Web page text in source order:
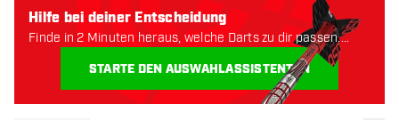
Hilfe bei deiner Entscheidung
Finde in 2 Minuten heraus, welche Darts zu dir passen.
STARTE DEN AUSWAHLASSISTENTEN